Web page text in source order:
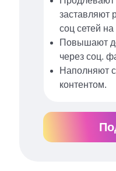
заставляют
соц сетей на
Повышают
через соц.
Наполняют
контентом.